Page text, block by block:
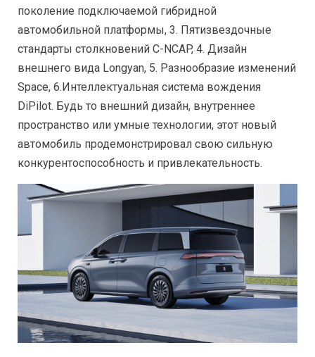
поколение подключаемой гибридной
автомобильной платформы, 3. Пятизвездочные
стандарты столкновений C-NCAP, 4. Дизайн
внешнего вида Longyan, 5. Разнообразие изменений
Space, 6.Интеллектуальная система вождения
DiPilot. Будь то внешний дизайн, внутреннее
пространство или умные технологии, этот новый
автомобиль продемонстрировал свою сильную
конкурентоспособность и привлекательность.